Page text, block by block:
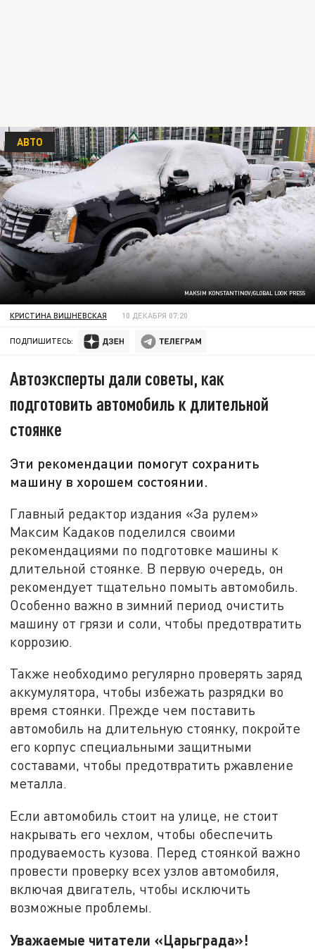
MAKSIM KONSTANTINOV/GLOBAL LOOK PRESS
АВТО
КРИСТИНА ВИШНЕВСКАЯ 10 ДЕКАБРЯ 07:20
ПОДПИШИТЕСЬ:
Автоэксперты дали советы, как
подготовить автомобиль к длительной
стоянке
Эти рекомендации помогут сохранить
машину в хорошем состоянии.
Главный редактор издания «За рулем»
Максим Кадаков поделился своими
рекомендациями по подготовке машины к
длительной стоянке. В первую очередь, он
рекомендует тщательно помыть автомобиль.
Особенно важно в зимний период очистить
машину от грязи и соли, чтобы предотвратить
коррозию.
Также необходимо регулярно проверять заряд
аккумулятора, чтобы избежать разрядки во
время стоянки. Прежде чем поставить
автомобиль на длительную стоянку, покройте
его корпус специальными защитными
составами, чтобы предотвратить ржавление
металла.
Если автомобиль стоит на улице, не стоит
накрывать его чехлом, чтобы обеспечить
продуваемость кузова. Перед стоянкой важно
провести проверку всех узлов автомобиля,
включая двигатель, чтобы исключить
возможные проблемы.
Уважаемые читатели «Царьграда»!